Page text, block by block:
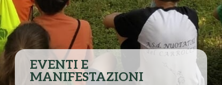
EVENTI E
MANIFESTAZIONI